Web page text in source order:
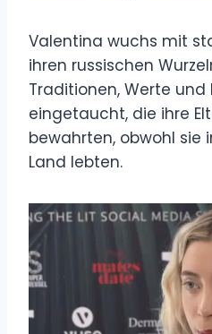
Valentina wuchs mit
ihren russischen
Traditionen, Werte und
eingetaucht, die ihre
bewahrten, obwohl sie
Land lebten.